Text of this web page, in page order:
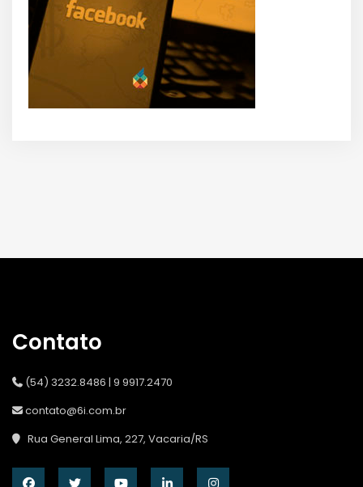
Contato
(54) 3232.8486 | 9 9917.2470
contato@6i.com.br
Rua General Lima, 227, Vacaria/RS